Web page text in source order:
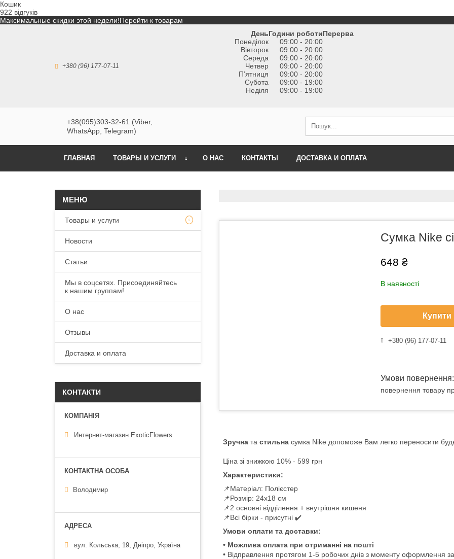
Кошик
922 відгуків
Максимальные скидки этой недели!Перейти к товарам
+380 (96) 177-07-11
ДеньГодини роботиПерерва
Понеділок
09:00 - 20:00
Вівторок
09:00 - 20:00
Середа
09:00 - 20:00
Четвер
09:00 - 20:00
Пʼятниця
09:00 - 20:00
Субота
09:00 - 19:00
Неділя
09:00 - 19:00
+38(095)303-32-61 (Viber,
WhatsApp, Telegram)
ГЛАВНАЯ ТОВАРЫ И УСЛУГИ О НАС КОНТАКТЫ ДОСТАВКА И ОПЛАТА
Сумка Nike
648 ₴
В наявності
Купити
+380 (96) 177-07-11
повернення товару
Зручна та стильна сумка Nike допоможе Вам легко переносити
Ціна зі знижкою 10% - 599 грн
Характеристики:
📌Матеріал: Полієстер
📌Розмір: 24x18 см
📌2 основні відділення + внутрішня кишеня
📌Всі бірки - присутні ✔️
Умови оплати та доставки:
• Можлива оплата при отриманні на пошті
• Відправлення протягом 1-5 робочих днів з моменту оформлення
Товары и услуги
Новости
Статьи
Мы в соцсетях. Присоединяйтесь
к нашим группам!
О нас
Отзывы
Доставка и оплата
КОНТАКТИ
Интернет-магазин ExoticFlowers
Володимир
вул. Кольська, 19, Дніпро, Україна